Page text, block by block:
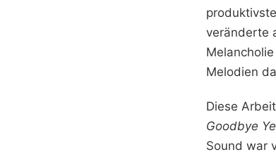
veränderte
Melodien
Diese
Goodbye
Sound war